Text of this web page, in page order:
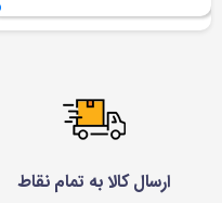
ارسال کالا به تمام نقاط